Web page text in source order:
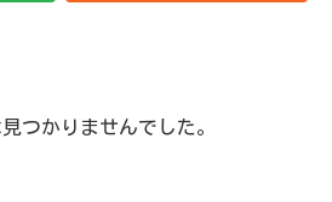
つかりませんでした。